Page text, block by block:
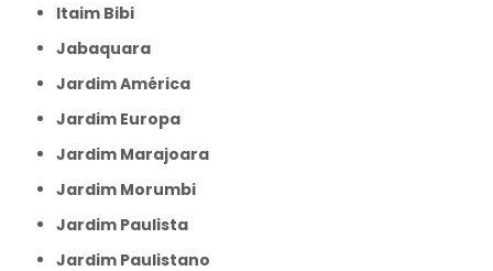
Itaim Bibi
Jabaquara
Jardim América
Jardim Europa
Jardim Marajoara
Jardim Morumbi
Jardim Paulista
Jardim Paulistano